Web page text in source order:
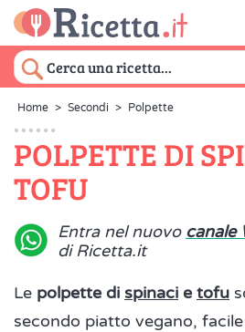
Home > Secondi > Polpette
POLPETTE DI
TOFU
Entra nel nuovo canale
di Ricetta.it
Le polpette di spinaci etofu
secondo piatto vegano,